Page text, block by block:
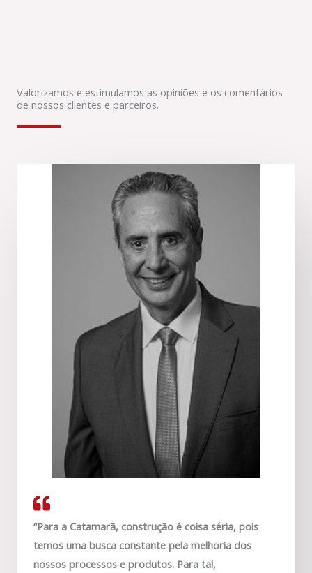
Valorizamos e estimulamos as opiniões e os comentários
de nossos clientes e parceiros.
“Para a Catamarã, construção é coisa séria, pois
temos uma busca constante pela melhoria dos
nossos processos e produtos. Para tal,